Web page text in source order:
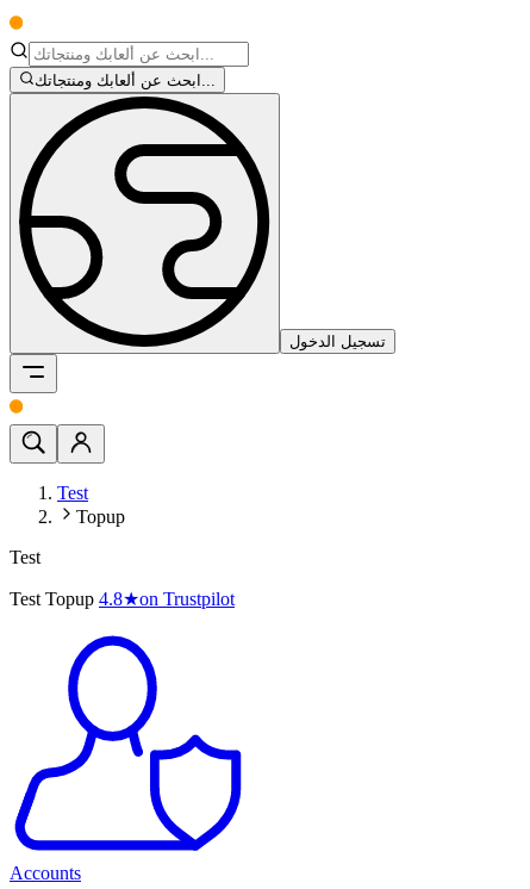
ابحث عن ألعابك ومنتجاتك...
تسجيل الدخول
Test
Topup
Test
Test Topup 4.8★on Trustpilot
Accounts